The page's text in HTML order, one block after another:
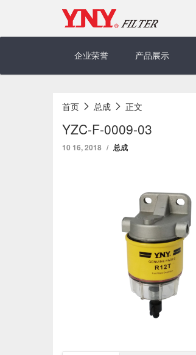
企业荣誉
产品展示
首页 总成 正文
YZC-F-0009-03
10 16, 2018 总成